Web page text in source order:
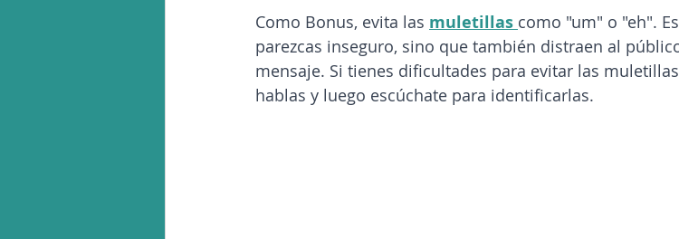
Como Bonus, evita las muletillas como "um" o "eh".
parezcas inseguro, sino que también distraen al
mensaje. Si tienes dificultades para evitar las
hablas y luego escúchate para identificarlas.